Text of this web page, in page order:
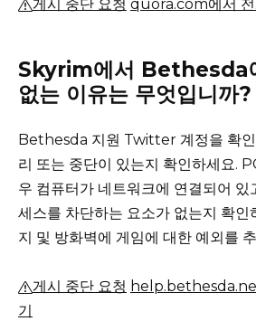
게시 중단 요청 quora.com에서 전
Skyrim에서 Bethesda
없는 이유는 무엇입니까?
Bethesda 지원 Twitter 계정을 확인
리 또는 중단이 있는지 확인하세요.
우 컴퓨터가 네트워크에 연결되어 있
세스를 차단하는 요소가 없는지 확인
지 및 방화벽에 게임에 대한 예외를
게시 중단 요청
기